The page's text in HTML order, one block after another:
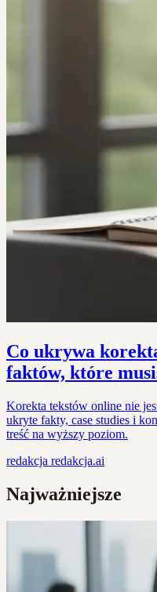
Co ukrywa
faktów, które
Korekta tekstów online nie
ukryte fakty, case studies i
treść na wyższy poziom.
redakcja redakcja.ai
Najważniejsze